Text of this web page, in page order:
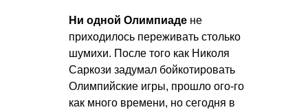
Ни одной Олимпиаде не
приходилось переживать столько
шумихи. После того как Николя
Саркози задумал бойкотировать
Олимпийские игры, прошло ого-го
как много времени, но сегодня в